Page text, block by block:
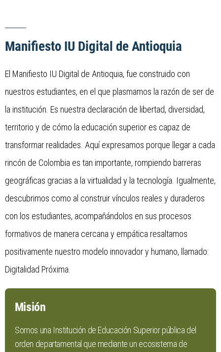
Manifiesto IU Digital de Antioquia
El Manifiesto IU Digital de Antioquia, fue construido con
nuestros estudiantes, en el que plasmamos la razón de ser de
la institución. Es nuestra declaración de libertad, diversidad,
territorio y de cómo la educación superior es capaz de
transformar realidades. Aquí expresamos porque llegar a cada
rincón de Colombia es tan importante, rompiendo barreras
geográficas gracias a la virtualidad y la tecnología. Igualmente,
descubrimos como al construir vínculos reales y duraderos
con los estudiantes, acompañándolos en sus procesos
formativos de manera cercana y empática resaltamos
positivamente nuestro modelo innovador y humano, llamado:
Digitalidad Próxima.
Misión
Somos una Institución de Educación Superior pública del
orden departamental que mediante un ecosistema de